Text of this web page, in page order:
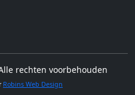
rechten voorbehouden
Robins Web Design